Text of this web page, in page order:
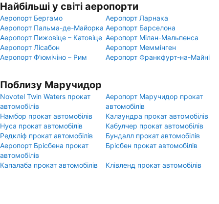
Найбільші у світі аеропорти
Аеропорт Бергамо
Аеропорт Ларнака
Аеропорт Пальма-де-Майорка Аеропорт Барселона
Аеропорт Пижовіце – Катовіце Аеропорт Мілан-Мальпенса
Аеропорт Лісабон
Аеропорт Меммінген
Аеропорт Ф'юмічіно – Рим
Аеропорт Франкфурт-на-Майні
Поблизу Маручидор
Novotel Twin Waters прокат
автомобілів
Аеропорт Маручидор прокат
автомобілів
Намбор прокат автомобілів
Калаундра прокат автомобілів
Нуса прокат автомобілів
Кабулчер прокат автомобілів
Редкліф прокат автомобілів
Бундалл прокат автомобілів
Аеропорт Брісбена прокат
автомобілів
Брісбен прокат автомобілів
Капалаба прокат автомобілів Клівленд прокат автомобілів